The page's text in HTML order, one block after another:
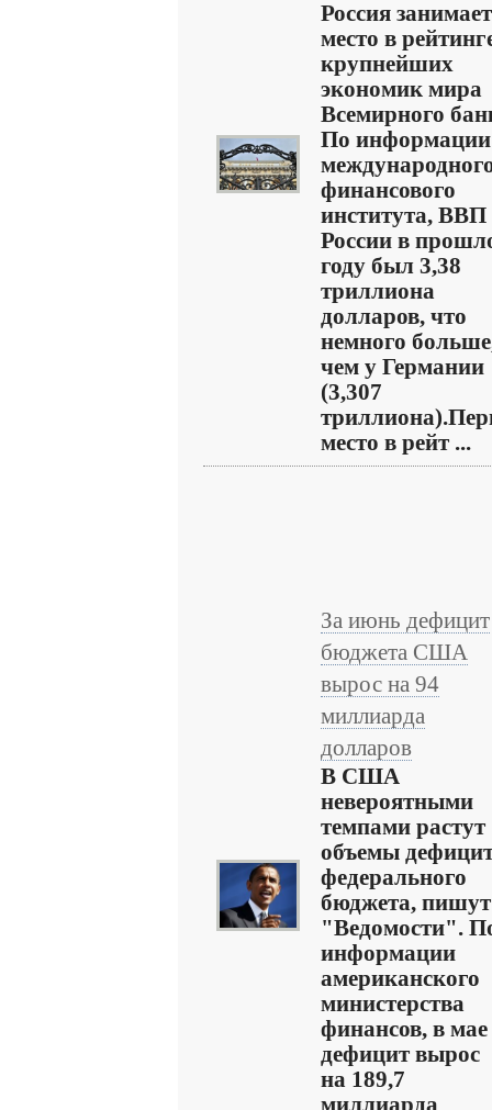
Россия
место в
крупнейших
экономик мира
Всемирного
По информации
финансового
института, ВВП
России в
году был 3,38
триллиона
долларов, что
немного
чем у Германии
(3,307
место в рейт ...
За июнь дефицит
бюджета США
вырос на 94
миллиарда
долларов
В США
невероятными
темпами растут
объемы
федерального
бюджета, пишут
"Ведомости".
информации
американского
министерства
финансов, в мае
дефицит вырос
на 189,7
миллиарда